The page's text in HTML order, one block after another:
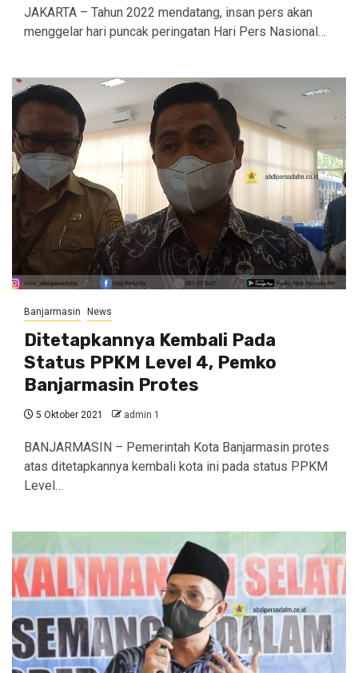
JAKARTA – Tahun 2022 mendatang, insan pers akan
menggelar hari puncak peringatan Hari Pers Nasional…
Banjarmasin News
Ditetapkannya Kembali Pada
Status PPKM Level 4, Pemko
Banjarmasin Protes
5 Oktober 2021 admin 1
BANJARMASIN – Pemerintah Kota Banjarmasin protes
atas ditetapkannya kembali kota ini pada status PPKM
Level…